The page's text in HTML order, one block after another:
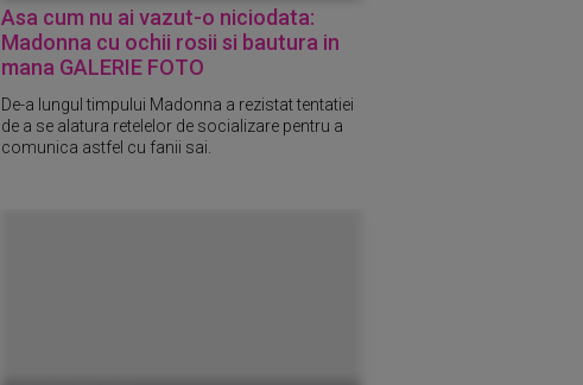
Asa cum nu ai vazut-o niciodata:
Madonna cu ochii rosii si bautura in
mana GALERIE FOTO
De-a lungul timpului Madonna a rezistat tentatiei
de a se alatura retelelor de socializare pentru a
comunica astfel cu fanii sai.